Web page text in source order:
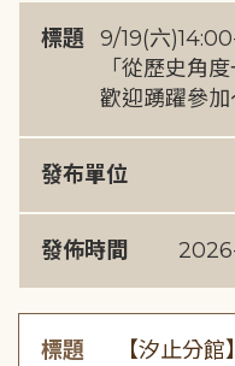
標題 9/19(六
「從歷史角
歡迎踴躍參加
發布單位
發佈時間
標題
【汐止分